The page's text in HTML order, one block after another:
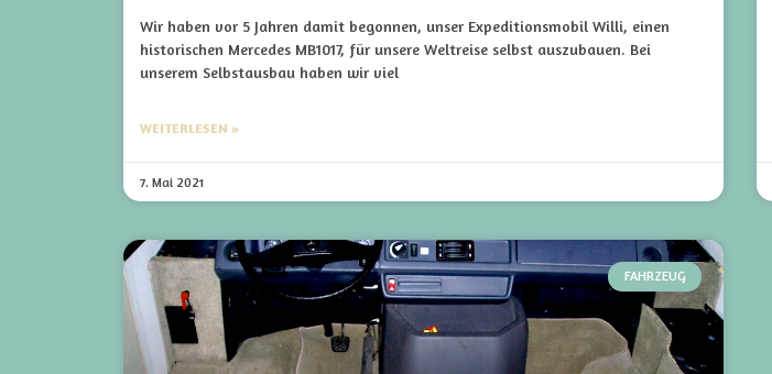
Wir haben vor 5 Jahren damit begonnen, unser Expeditionsmobil Willi, einen
historischen Mercedes MB1017, für unsere Weltreise selbst auszubauen. Bei
unserem Selbstausbau haben wir viel
WEITERLESEN »
7. Mai 2021
FAHRZEUG